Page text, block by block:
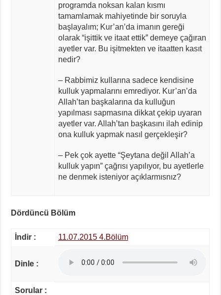
programda noksan kalan kısmı
tamamlamak mahiyetinde bir soruyla
başlayalım; Kur’an’da imanın gereği
olarak “işittik ve itaat ettik” demeye çağıran
ayetler var. Bu işitmekten ve itaatten kasıt
nedir?
– Rabbimiz kullarına sadece kendisine
kulluk yapmalarını emrediyor. Kur’an’da
Allah’tan başkalarına da kulluğun
yapılması sapmasına dikkat çekip uyaran
ayetler var. Allah’tan başkasını ilah edinip
ona kulluk yapmak nasıl gerçekleşir?
– Pek çok ayette “Şeytana değil Allah’a
kulluk yapın” çağrısı yapılıyor, bu ayetlerle
ne denmek isteniyor açıklarmısnız?
Dördüncü Bölüm
İndir : 11.07.2015 4.Bölüm
Dinle :
Sorular :